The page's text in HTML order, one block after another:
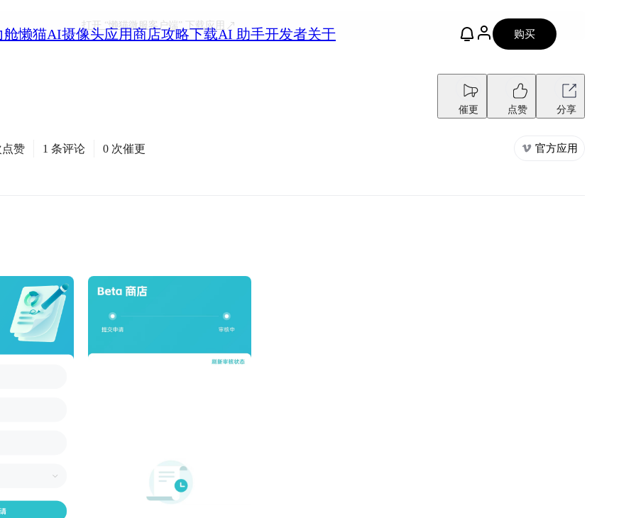
舱懒猫AI摄像头应用商店攻略下载AI 助手开发者关于 购买
打开 “懒猫微服客户端”下载应用
催更 点赞 分享
点赞 1 条评论 0 次催更 官方应用